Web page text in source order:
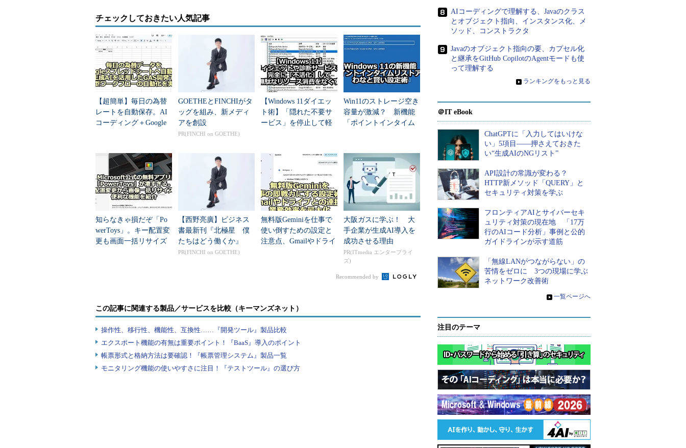
［ソース（S）］メニューから［ストリングの外部化（E）...］を選択します。その
際、コードが未保存の場合は、以下のようなダイアログが表示されます。
保存確認のダイアログ
リソースを保存しても良い場合は［OK］ボタンをクリックします。なお、次回から同
外部化の設定ダイアログが表示され、対象の文字列がリストアップされます。キーは
元の文字列をUnicode変換したもので、「=」のような予約文字は「_」（アンダースコ
ア）に変換されます。また、日本語などの2バイト文字は自動的にUnicode変換がされた
状態で表示されます。
［外部化するストリング（R）］の一覧からストリングを選択すると、コンテキスト欄
チェックしておきたい人気記事
【超簡単】毎日の為替
レートを自動保存。AI
コーディング＋Google
GOETHEとFINCHIがタ
ッグを組み、新メディ
アを創設
PR(FINCHI on GOETHE)
【Windows 11ダイエッ
ト術】「隠れた不要サ
ービス」を停止して軽
Win11のストレージ空き
容量が激減？ 新機能
「ポイントインタイム
知らなきゃ損だぞ「Po
werToys」。キー配置変
更も画面一括リサイズ
【西野亮廣】ビジネス
書最新刊『北極星 僕
たちはどう働くか』
PR(FINCHI on GOETHE)
無料版Geminiを仕事で
使い倒すための設定と
注意点、Gmailやドライ
大阪ガスに学ぶ！ 大
手企業が生成AI導入を
成功させる理由
PR(ITmedia エンタープライ
ズ)
Recommended by
この記事に関連する製品／サービスを比較（キーマンズネット）
操作性、移行性、機能性、互換性……『開発ツール』製品比較
エクスポート機能の有無は重要ポイント！『BaaS』導入のポイント
帳票形式と格納方法は要確認！『帳票管理システム』製品一覧
モニタリング機能の使いやすさに注目！『テストツール』の選び方
AIコーディングで理解する、Javaのクラス
とオブジェクト指向、インスタンス化、メ
ソッド、コンストラクタ
Javaのオブジェクト指向の要、カプセル化
と継承をGitHub CopilotのAgentモードも使
って理解する
» ランキングをもっと見る
＠IT eBook
ChatGPTに「入力してはいけな
い」5項目――押さえておきた
い“生成AIのNGリスト”
API設計の常識が変わる？
HTTP新メソッド「QUERY」と
セキュリティ対策を学ぶ
フロンティアAIとサイバーセキ
ュリティ対策の現在地 「17万
行のAIコード分析」事例と公的
ガイドラインが示す道筋
「無線LANがつながらない」の
苦情をゼロに 3つの現場に学ぶ
ネットワーク改善術
» 一覧ページへ
注目のテーマ